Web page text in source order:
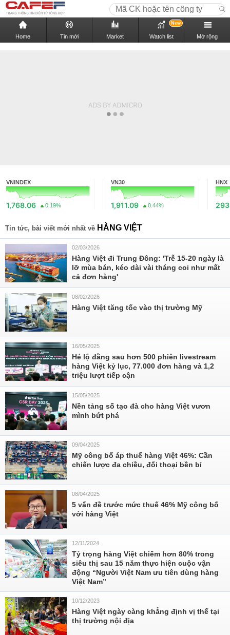
Home Tin mới Market Watch list
New
Mở rộng
VNINDEX
1,768.06 0.19%
VN30
1,911.09 0.44%
HNX
Tin tức, bài viết mới nhất về HÀNG VIỆT
02/03/2026
Hàng Việt đi Trung Đông: 'Trễ 15-20 ngày là
lỡ mùa bán, kéo dài vài tháng coi như mất
cả đơn hàng'
08/02/2026
Hàng Việt tăng tốc vào thị trường Mỹ
16/05/2025
Hé lộ đằng sau hơn 500 phiên livestream
hàng Việt kỷ lục, 77.000 đơn hàng và 1,2
triệu lượt tiếp cận
15/05/2025
Nền tảng số tạo đà cho hàng Việt vươn
mình bứt phá
09/04/2025
Mỹ công bố áp thuế hàng Việt 46%: Cần
chiến lược đa chiều, đối thoại bền bỉ
08/04/2025
5 vấn đề trước mức thuế 46% Mỹ công bố
với hàng Việt
12/11/2024
Tỷ trọng hàng Việt chiếm hơn 80% trong
siêu thị sau 15 năm thực hiện cuộc vận
động “Người Việt Nam ưu tiên dùng hàng
Việt Nam”
10/12/2023
Hàng Việt ngày càng khẳng định vị thế tại
thị trường nội địa